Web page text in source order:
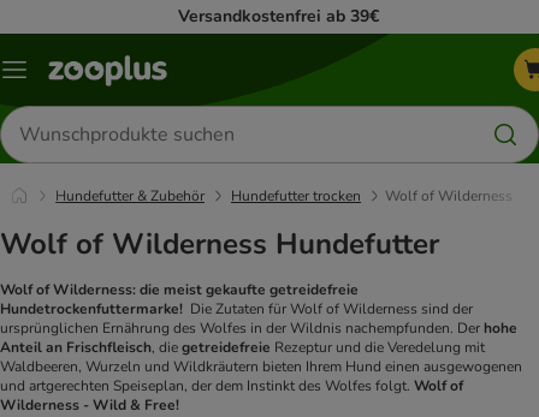
Versandkostenfrei ab 39€
Menü
Produkte
suchen
Hundefutter & Zubehör Hundefutter trocken Wolf of Wilderness
Wolf of Wilderness Hundefutter
Wolf of Wilderness: die meist gekaufte getreidefreie
Hundetrockenfuttermarke! Die Zutaten für Wolf of Wilderness sind der
ursprünglichen Ernährung des Wolfes in der Wildnis nachempfunden. Der hohe
Anteil an Frischfleisch, diegetreidefreie Rezeptur und die Veredelung mit
Waldbeeren, Wurzeln und Wildkräutern bieten Ihrem Hund einen ausgewogenen
und artgerechten Speiseplan, der dem Instinkt des Wolfes folgt. Wolf of
Wilderness - Wild & Free!